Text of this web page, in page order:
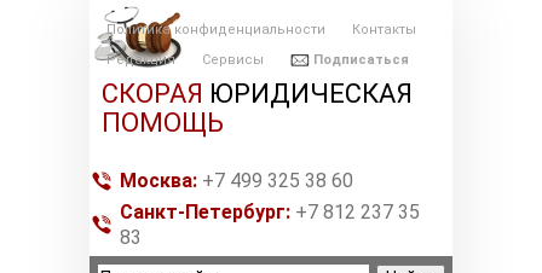
Политика конфиденциальности
Контакты
Редакция
Сервисы Подписаться
СКОРАЯ ЮРИДИЧЕСКАЯ
ПОМОЩЬ
Москва: +7 499 325 38 60
Санкт-Петербург: +7 812 237 35
83